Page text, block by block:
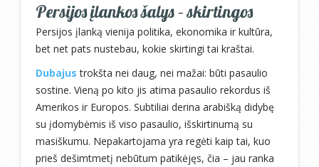
Persijos įlankos šalys – skirtingos
Persijos įlanką vienija politika, ekonomika ir kultūra,
bet net pats nustebau, kokie skirtingi tai kraštai.
Dubajus trokšta nei daug, nei mažai: būti pasaulio
sostine. Vieną po kito jis atima pasaulio rekordus iš
Amerikos ir Europos. Subtiliai derina arabišką didybę
su įdomybėmis iš viso pasaulio, išskirtinumą su
masiškumu. Nepakartojama yra regėti kaip tai, kuo
prieš dešimtmetį nebūtum patikėjęs, čia – jau ranka